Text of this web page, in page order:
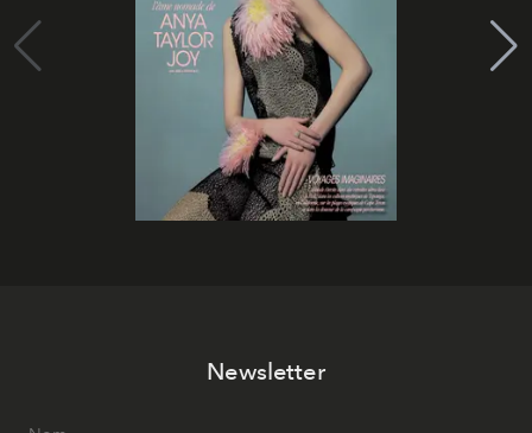
Newsletter